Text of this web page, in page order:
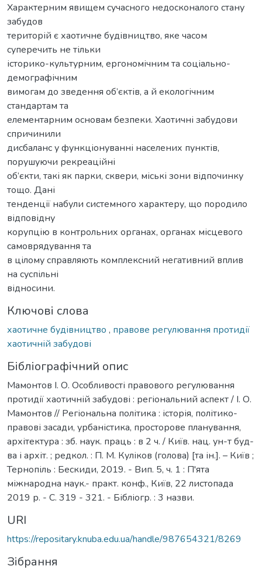
Характерним явищем сучасного недосконалого стану
забудов
територій є хаотичне будівництво, яке часом
суперечить не тільки
історико-культурним, ергономічним та соціально-
демографічним
вимогам до зведення об’єктів, а й екологічним
стандартам та
елементарним основам безпеки. Хаотичні забудови
спричинили
дисбаланс у функціонуванні населених пунктів,
порушуючи рекреаційні
об’єкти, такі як парки, сквери, міські зони відпочинку
тощо. Дані
тенденції набули системного характеру, що породило
відповідну
корупцію в контрольних органах, органах місцевого
самоврядування та
в цілому справляють комплексний негативний вплив
на суспільні
відносини.
Ключові слова
хаотичне будівництво , правове регулювання протидії
хаотичній забудові
Бібліографічний опис
Мамонтов І. О. Особливості правового регулювання
протидії хаотичній забудові : регіональний аспект / І. О.
Мамонтов // Регіональна політика : історія, політико-
правові засади, урбаністика, просторове планування,
архітектура : зб. наук. праць : в 2 ч. / Київ. нац. ун-т буд-
ва і архіт. ; редкол. : П. М. Куліков (голова) [та ін.]. – Київ ;
Тернопіль : Бескиди, 2019. - Вип. 5, ч. 1 : П'ята
міжнародна наук.- практ. конф., Київ, 22 листопада
2019 р. - С. 319 - 321. - Бібліогр. : 3 назви.
URI
https://repositary.knuba.edu.ua/handle/987654321/8269
Зібрання